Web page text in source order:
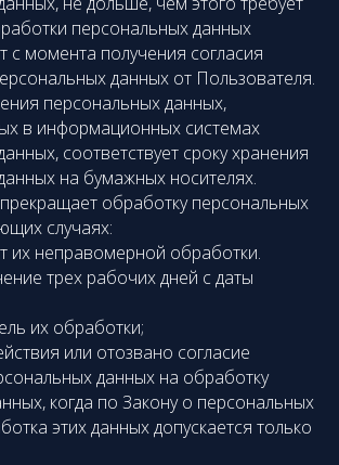
персональных данных
с момента получения согласия
данных от Пользователя.
персональных данных,
в информационных системах
соответствует сроку хранения
на бумажных носителях.
обработку персональных
случаях:
их неправомерной обработки.
трех рабочих дней с даты
их обработки;
или отозвано согласие
данных на обработку
когда по Закону о персональных
этих данных допускается только